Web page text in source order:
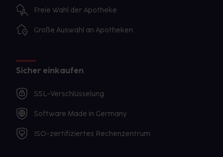
Freie Wahl der Apotheke
Große Auswahl an Apotheken
Sicher einkaufen
SSL-Verschlüsselung
Software Made in Germany
ISO-zertifiziertes Rechenzentrum